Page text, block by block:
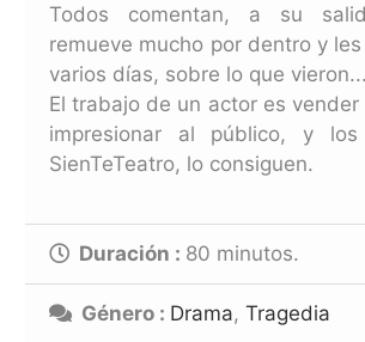
Todos comentan, a su
remueve mucho por dentro y
varios días, sobre lo que vieron...
El trabajo de un actor es vender
impresionar al público, y
SienTeTeatro, lo consiguen.
Duración : 80 minutos.
Género : Drama, Tragedia